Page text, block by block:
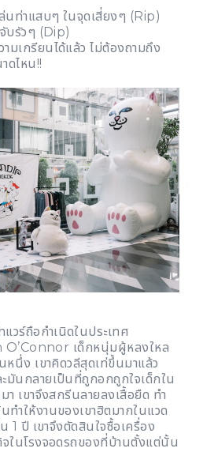
นท่าแสบๆ ในจุดเสี่ยงๆ (Rip)
บรัวๆ (Dip)
เกรียนได้แล้ว ไม่ต้องถามถึง
ดไหน!!
ร์ถือกำเนิดในประเทศ
O’Connor เด็กหนุ่มผู้หลงใหล
หนึ่ง เขาคิดวลีสุดเท่ขึ้นมาแล้ว
นกลายเป็นที่ถูกอกถูกใจเด็กใน
เขาจึงสกรีนลายลงเสื้อยืด ทำ
ทำให้งานของเขาฮิตมากในแวด
1 ปี เขาจึงตัดสินใจซื้อเครื่อง
ในโรงจอดรถของที่บ้านตั้งแต่นั้น